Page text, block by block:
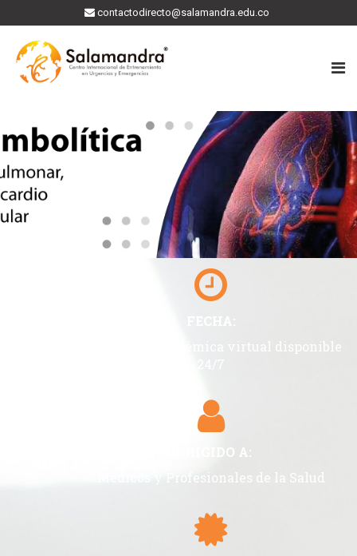
contactodirecto@salamandra.edu.co
Plataforma académica virtual disponible
DIRIGIDO A:
Médicos y Profesionales de la Salud